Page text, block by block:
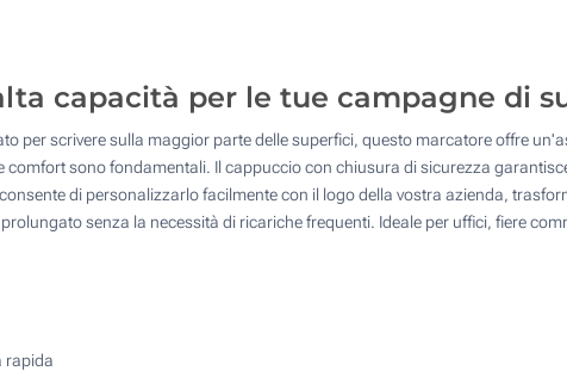
2500
5000
Quantità desiderata :
Aggiorna
capacità per le tue campagne di
per scrivere sulla maggior parte delle superfici, questo marcatore offre
comfort sono fondamentali. Il cappuccio con chiusura di sicurezza
di personalizzarlo facilmente con il logo della vostra azienda,
senza la necessità di ricariche frequenti. Ideale per uffici, fiere
rapida